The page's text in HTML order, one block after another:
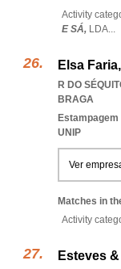
Activity
E SÁ, LDA...
Elsa
R DO
BRAGA
Estampagem
UNIP
Ver
Matches in
Activity
Esteves